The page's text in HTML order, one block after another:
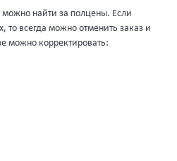
найти за полцены. Если
то всегда можно отменить заказ и
можно корректировать: